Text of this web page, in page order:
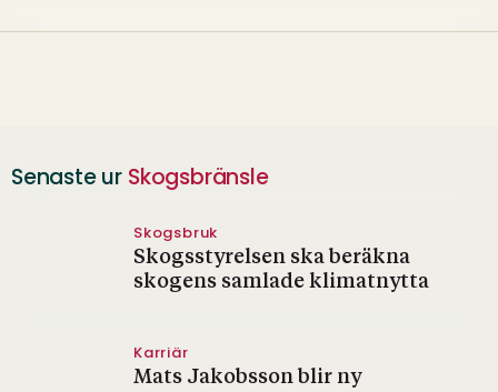
Senaste ur Skogsbränsle
Skogsbruk
Skogsstyrelsen ska beräkna
skogens samlade klimatnytta
Karriär
Mats Jakobsson blir ny